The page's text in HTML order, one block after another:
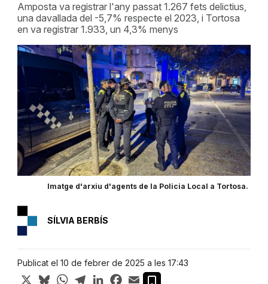
Amposta va registrar l'any passat 1.267 fets delictius,
una davallada del -5,7% respecte el 2023, i Tortosa
en va registrar 1.933, un 4,3% menys
Imatge d'arxiu d'agents de la Policia Local a Tortosa.
SÍLVIA BERBÍS
Publicat el 10 de febrer de 2025 a les 17:43
X BlueskyWhatsApp
TelegramLinkedInFacebook
Email